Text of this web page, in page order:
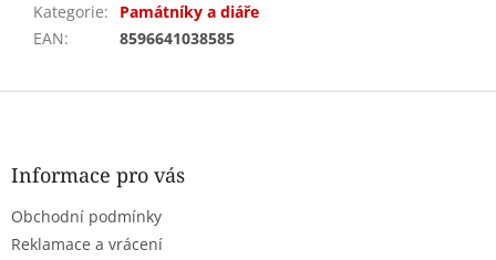
Kategorie:
Památníky a diáře
EAN: 8596641038585
Z
Informace pro vás
Obchodní podmínky
Reklamace a vrácení